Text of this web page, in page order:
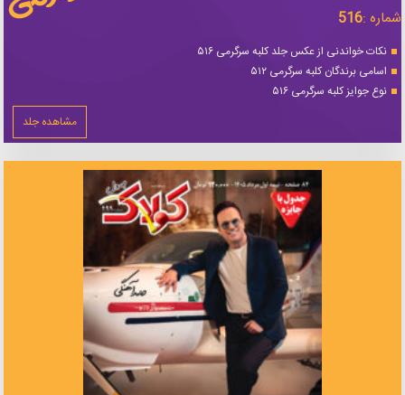
شماره :516
نکات خواندنی از عکس جلد کلبه سرگرمی ۵۱۶
اسامی برندگان کلبه سرگرمی ۵۱۲
نوع جوایز کلبه سرگرمی ۵۱۶
مشاهده جلد